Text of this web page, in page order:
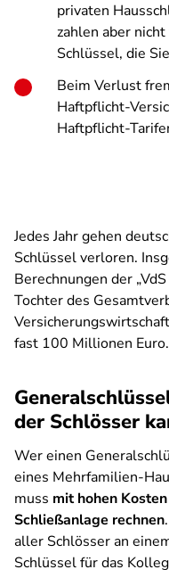
privaten
zahlen aber
Schlüssel, die
Beim Verlust
Haftpflicht-
Haftpflicht-
Jedes Jahr gehen
Schlüssel verloren.
Berechnungen der
Tochter des
fast 100 Millionen Euro.
der Schlösser
Wer einen
eines Mehrfamilien-
muss mit hohen
Schließanlage rechnen
aller Schlösser an
Schlüssel für das